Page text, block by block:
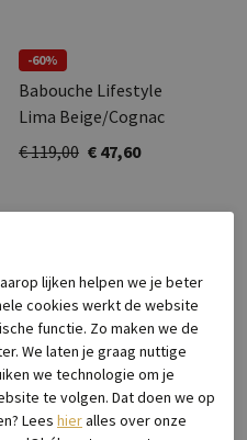
-60%
Babouche Lifestyle
Lima Beige/Cognac
€ 119,00 € 47,60
lijken helpen we je beter
cookies werkt de website
functie. Zo maken we de
We laten je graag nuttige
we technologie om je
te volgen. Dat doen we op
Lees hieralles over onze